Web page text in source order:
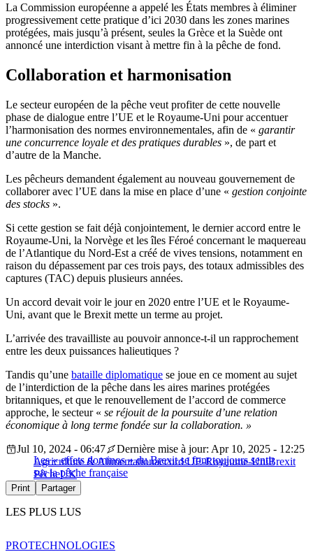
La Commission européenne a appelé les États membres à éliminer
progressivement cette pratique d’ici 2030 dans les zones marines
protégées, mais jusqu’à présent, seules la Grèce et la Suède ont
annoncé une interdiction visant à mettre fin à la pêche de fond.
Collaboration et harmonisation
Le secteur européen de la pêche veut profiter de cette nouvelle
phase de dialogue entre l’UE et le Royaume-Uni pour accentuer
l’harmonisation des normes environnementales, afin de « garantir
une concurrence loyale et des pratiques durables », de part et
d’autre de la Manche.
Les pêcheurs demandent également au nouveau gouvernement de
collaborer avec l’UE dans la mise en place d’une « gestion conjointe
des stocks ».
Si cette gestion se fait déjà conjointement, le dernier accord entre le
Royaume-Uni, la Norvège et les îles Féroé concernant le maquereau
de l’Atlantique du Nord-Est a créé de vives tensions, notamment en
raison du dépassement par ces trois pays, des totaux admissibles des
captures (TAC) depuis plusieurs années.
Un accord devait voir le jour en 2020 entre l’UE et le Royaume-
Uni, avant que le Brexit mette un terme au projet.
L’arrivée des travailliste au pouvoir annonce-t-il un rapprochement
entre les deux puissances halieutiques ?
Tandis qu’une bataille diplomatique se joue en ce moment au sujet
de l’interdiction de la pêche dans les aires marines protégées
britanniques, et que le renouvellement de l’accord de commerce
approche, le secteur « se réjouit de la poursuite d’une relation
économique à long terme fondée sur la collaboration. »
Les « effets dominos » du Brexit se font toujours sentir
sur la pêche française
Jul 10, 2024 - 06:47
Dernière mise à jour: Apr 10, 2025 - 12:25
Agriculture & Alimentationaccord UE-Royaume-UniBrexit
PêcheUK
Print Partager
LES PLUS LUS
PROTECHNOLOGIES